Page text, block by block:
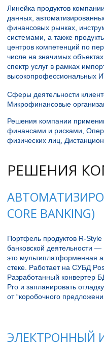
Линейка продуктов
данных,
финансовых рынках,
системами, а также
центров компетенций по
числе на значимых
спектр услуг в рамках
высокопрофессиональных
Сферы деятельности
Микрофинансовые
Решения компании
финансами и рисками,
физических лиц,
РЕШЕНИЯ
CORE BANKING)
Портфель продуктов R-
банковской деятельности
это мультиплатформенная
стеке. Работает на СУБД
Разработанный конвертер
Pro и запланировать
от “коробочного
ЭЛЕКТРОННЫЙ